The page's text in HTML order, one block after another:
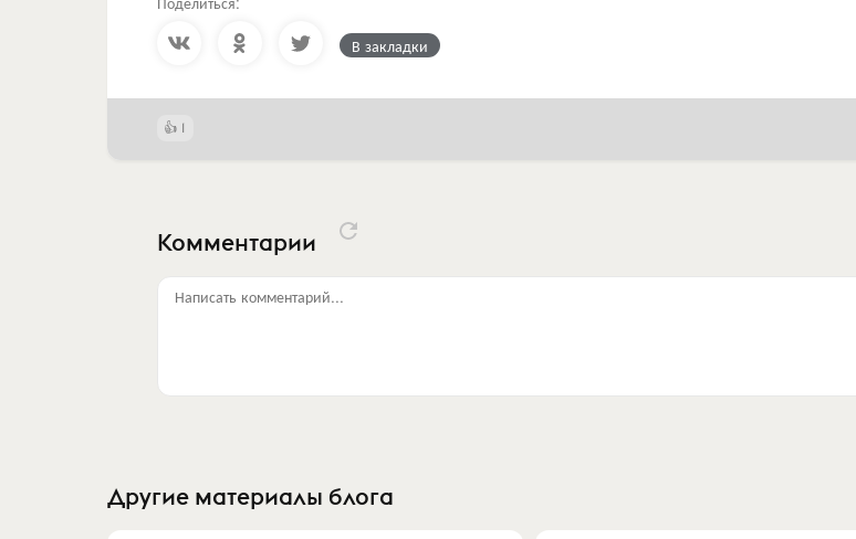
В закладки
1
Комментарии
Написать комментарий...
Другие материалы блога